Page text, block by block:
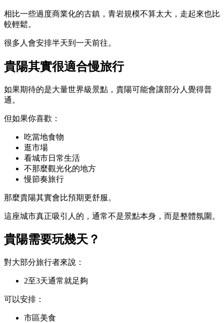
相比一些過度商業化的古鎮，青岩規模不算太大，走起來也比
較輕鬆。
很多人會安排半天到一天前往。
貴陽其實很適合慢旅行
如果期待的是大量世界級景點，貴陽可能會讓部分人覺得普
通。
但如果你喜歡：
吃當地食物
逛市場
看城市日常生活
不那麼觀光化的地方
慢節奏旅行
那麼貴陽其實會比預期更舒服。
這座城市真正吸引人的，通常不是景點本身，而是整體氛圍。
貴陽需要玩幾天？
對大部分旅行者來說：
2至3天通常就足夠
可以安排：
市區美食